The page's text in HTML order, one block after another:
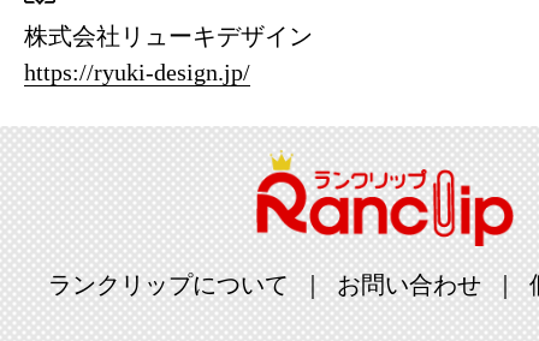
株式会社リューキデザイン
https://ryuki-design.jp/
ランクリップについて お問い合わせ